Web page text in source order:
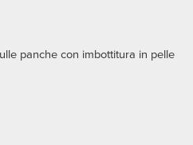
panche con imbottitura in pelle